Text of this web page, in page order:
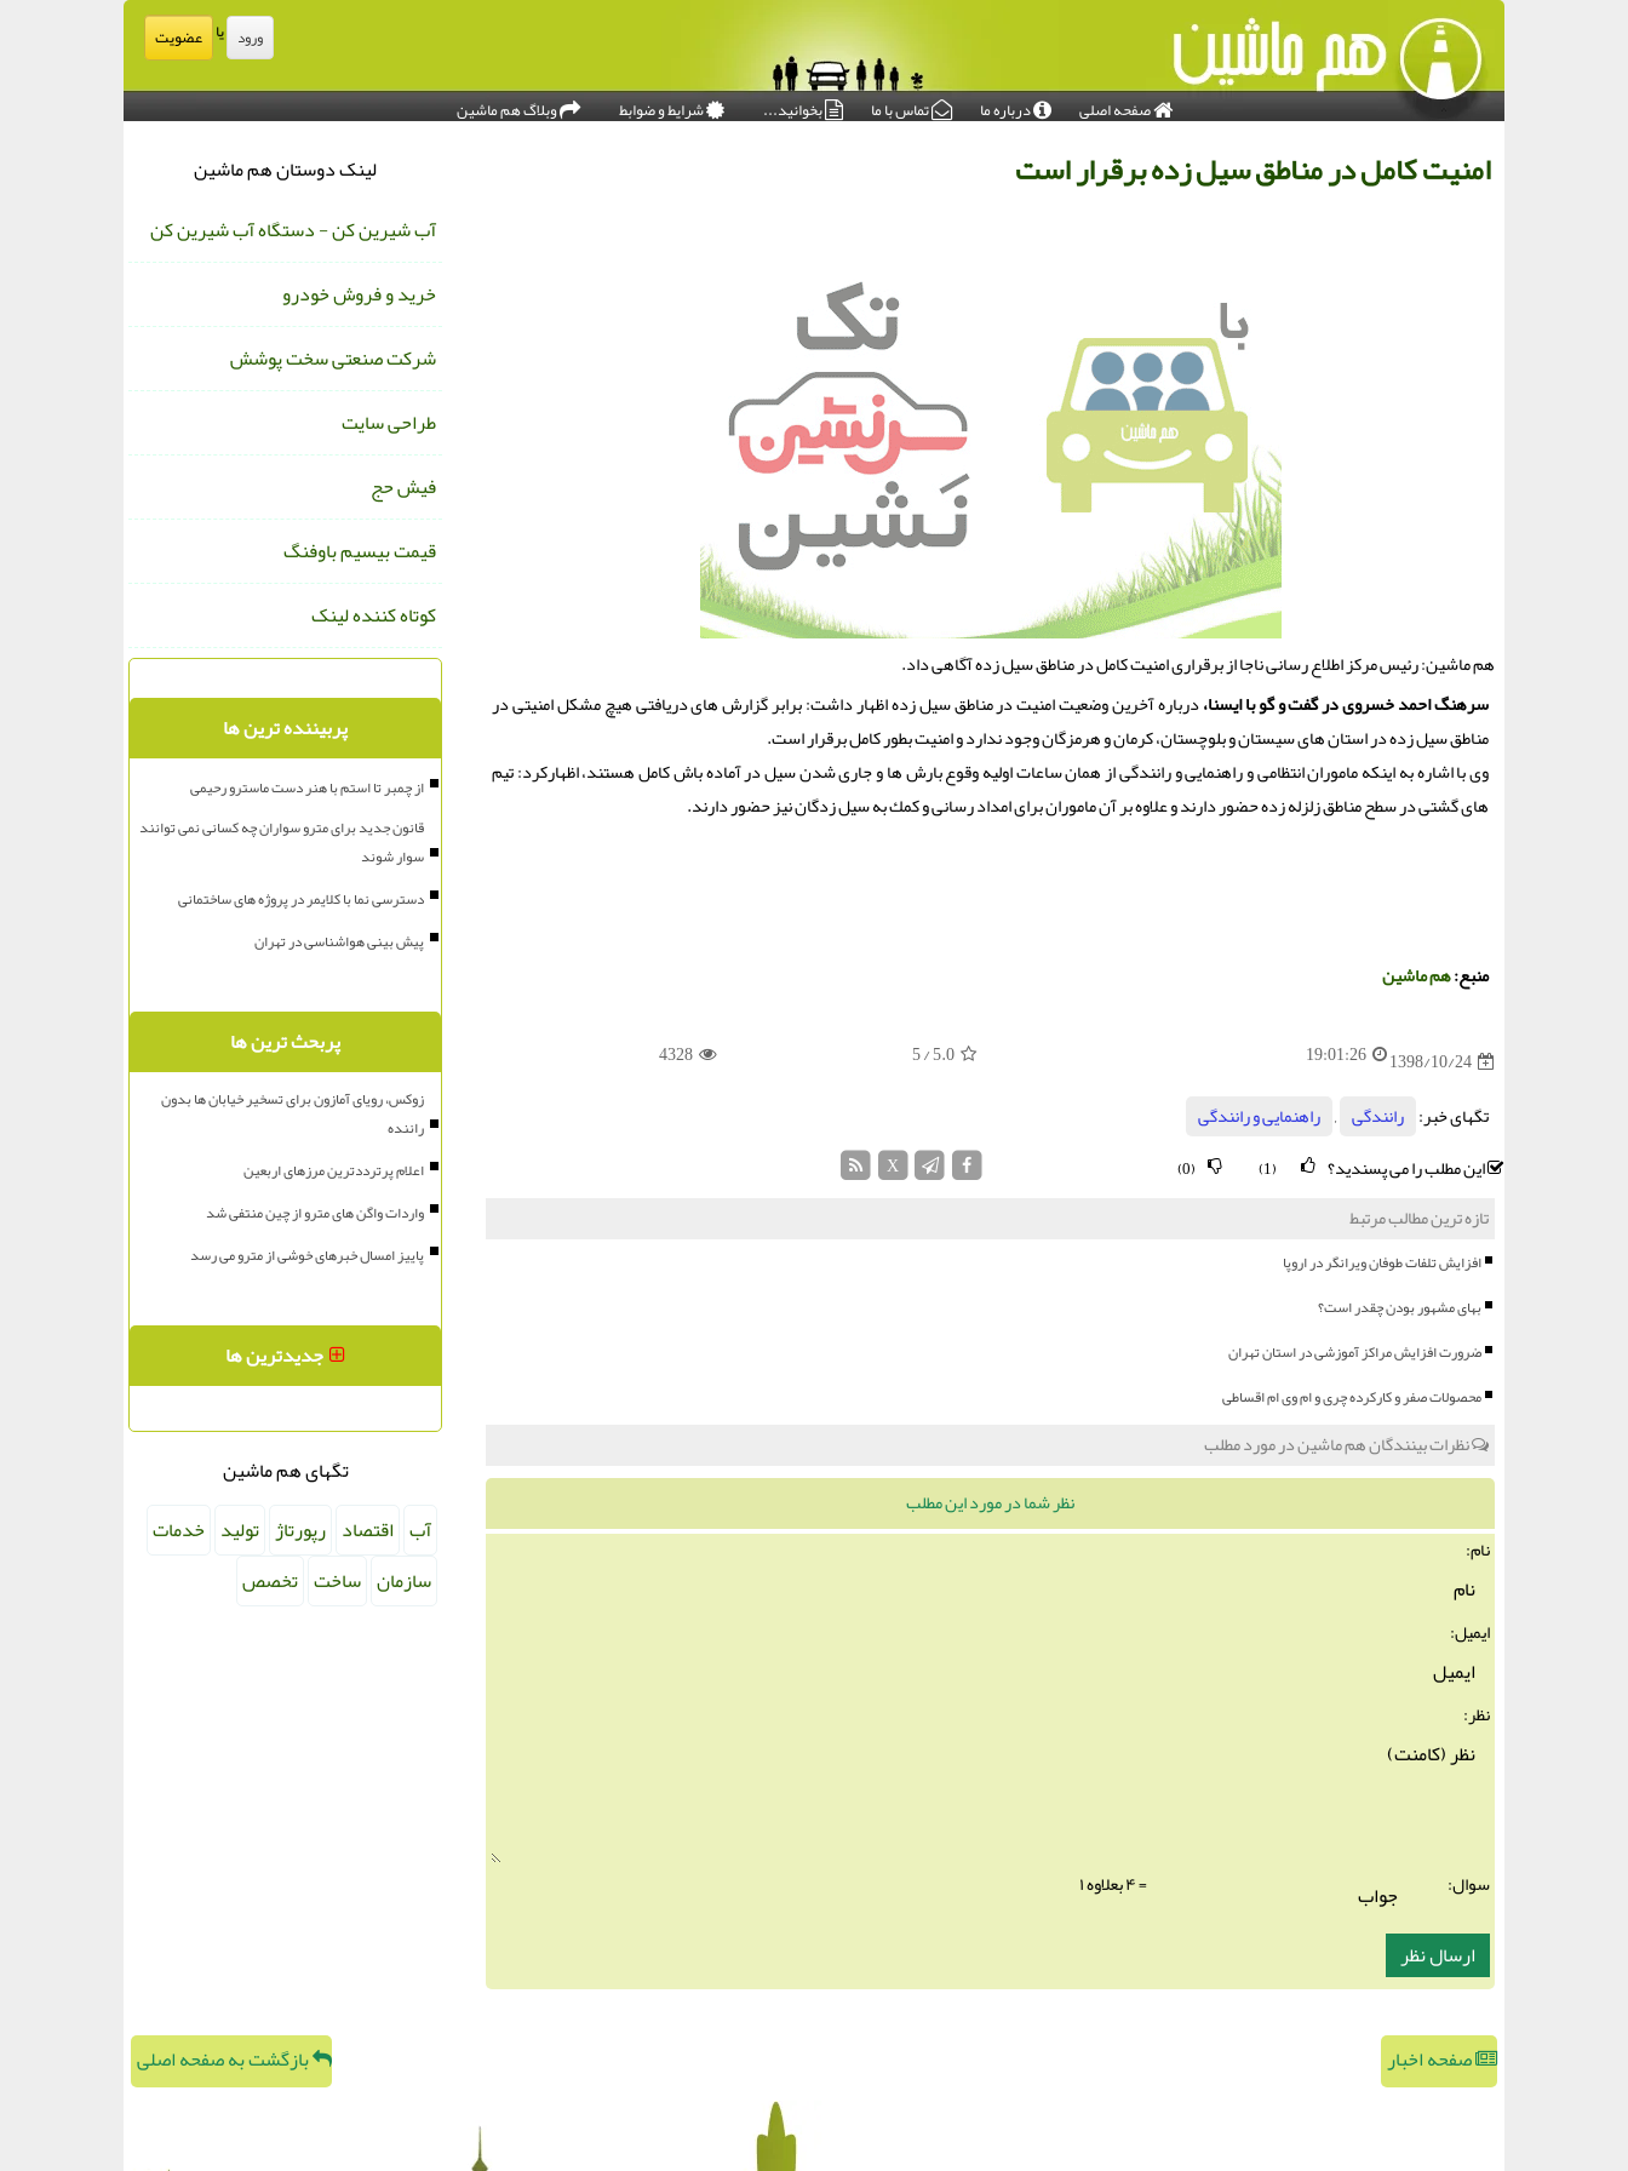
ورود یا عضویت
صفحه اصلی درباره ما تماس با ما بخوانید... شرایط و ضوابط
وبلاگ هم ماشین
امنیت كامل در مناطق سیل زده برقرار است
هم ماشین: رئیس مركز اطلاع رسانی ناجا از برقراری امنیت كامل در مناطق سیل زده آگاهی داد.
سرهنگ احمد خسروی در گفت و گو با ایسنا،درباره آخرین وضعیت امنیت در مناطق سیل زده اظهار داشت: برابر گزارش های دریافتی هیچ مشكل امنیتی در
مناطق سیل زده در استان های سیستان و بلوچستان، كرمان و هرمزگان وجود ندارد و امنیت بطور كامل برقرار است.
وی با اشاره به اینكه ماموران انتظامی و راهنمایی و رانندگی از همان ساعات اولیه وقوع بارش ها و جاری شدن سیل در آماده باش كامل هستند، اظهاركرد: تیم
های گشتی در سطح مناطق زلزله زده حضور دارند و علاوه بر آن ماموران برای امداد رسانی و كمك به سیل زدگان نیز حضور دارند.
منبع:هم ماشین
1398/10/24
19:01:26
5.0
/ 5
4328
تگهای خبر: رانندگی , راهنمایی و رانندگی
این مطلب را می پسندید؟
(1)
(0)
X
تازه ترین مطالب مرتبط
افزایش تلفات طوفان ویرانگر در اروپا
بهای مشهور بودن چقدر است؟
ضرورت افزایش مراكز آموزشی در استان تهران
محصولات صفر و كاركرده چری و ام وی ام اقساطی
نظرات بینندگان هم ماشین در مورد مطلب
نظر شما در مورد این مطلب
نام:
ایمیل:
نظر:
سوال: = ۴ بعلاوه ۱
لینک دوستان هم ماشین
آب شیرین کن - دستگاه آب شیرین کن
خرید و فروش خودرو
شرکت صنعتی سخت پوشش
طراحی سایت
فیش حج
قیمت بیسیم باوفنگ
کوتاه کننده لینک
پربیننده ترین ها
از چمبر تا استم با هنر دست ماسترو رحیمی
قانون جدید برای مترو سواران چه کسانی نمی توانند
سوار شوند
دسترسی نما با کلایمر در پروژه های ساختمانی
پیش بینی هواشناسی در تهران
پربحث ترین ها
زوکس، رویای آمازون برای تسخیر خیابان ها بدون
راننده
اعلام پرترددترین مرزهای اربعین
واردات واگن های مترو از چین منتفی شد
پاییز امسال خبرهای خوشی از مترو می رسد
جدیدترین ها
تگهای هم ماشین
آب اقتصاد رپورتاژ تولید خدمات
سازمان ساخت تخصص
صفحه اخبار بازگشت به صفحه اصلی